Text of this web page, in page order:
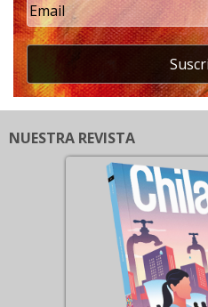
NUESTRA REVISTA